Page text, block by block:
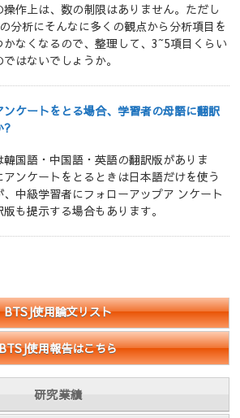
作上は、数の制限はありません。ただし
分析にそんなに多くの観点から分析項目を
なくなるので、整理して、3~5項目くらい
はないでしょうか。
ケートをとる場合、学習者の母語に翻訳
?
国語・中国語・英語の翻訳版がありま
ンケートをとるときは日本語だけを使う
中級学習者にフォローアップア ンケート
も提示する場合もあります。
BTSJ使用論文リスト
使用報告はこちら
研究業績